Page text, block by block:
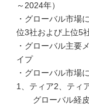
～2024年）
・グローバル市場
位3社および上位5
・グローバル主要
イプ
・グローバル市場
1、ティア2、ティ
グローバル経皮